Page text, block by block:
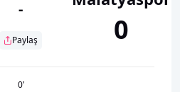
-
Paylaş 0
0’